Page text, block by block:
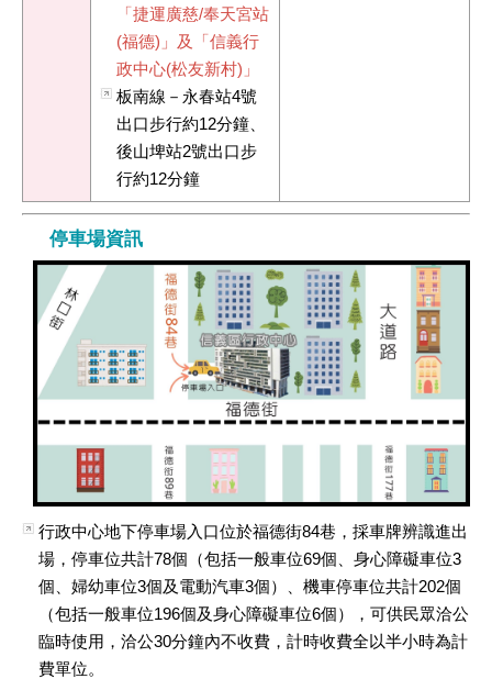
「捷運廣慈/奉天宮站
(福德)」及「信義行
政中心(松友新村)」
板南線－永春站4號
出口步行約12分鐘、
後山埤站2號出口步
行約12分鐘
停車場資訊
行政中心地下停車場入口位於福德街84巷，採車牌辨識進出
場，停車位共計78個（包括一般車位69個、身心障礙車位3
個、婦幼車位3個及電動汽車3個）、機車停車位共計202個
（包括一般車位196個及身心障礙車位6個），可供民眾洽公
臨時使用，洽公30分鐘內不收費，計時收費全以半小時為計
費單位。